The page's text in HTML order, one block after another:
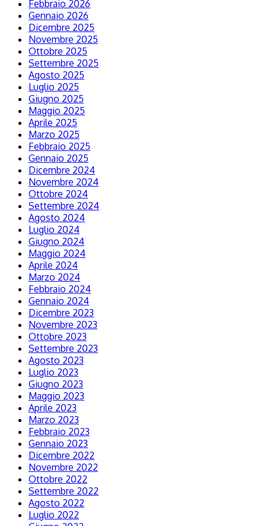
Febbraio 2026
Gennaio 2026
Dicembre 2025
Novembre 2025
Ottobre 2025
Settembre 2025
Agosto 2025
Luglio 2025
Giugno 2025
Maggio 2025
Aprile 2025
Marzo 2025
Febbraio 2025
Gennaio 2025
Dicembre 2024
Novembre 2024
Ottobre 2024
Settembre 2024
Agosto 2024
Luglio 2024
Giugno 2024
Maggio 2024
Aprile 2024
Marzo 2024
Febbraio 2024
Gennaio 2024
Dicembre 2023
Novembre 2023
Ottobre 2023
Settembre 2023
Agosto 2023
Luglio 2023
Giugno 2023
Maggio 2023
Aprile 2023
Marzo 2023
Febbraio 2023
Gennaio 2023
Dicembre 2022
Novembre 2022
Ottobre 2022
Settembre 2022
Agosto 2022
Luglio 2022